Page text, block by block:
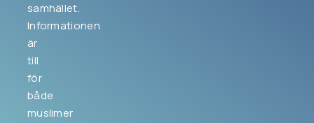
samhället.
Informationen
är
till
för
både
muslimer